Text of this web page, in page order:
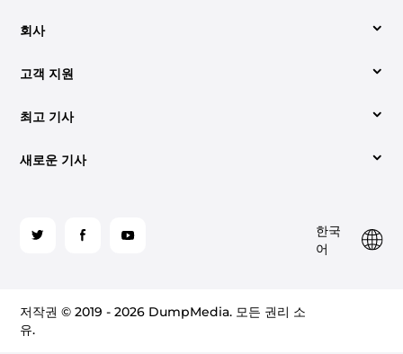
비디오 컨버터
Amazon Music Converter
최고 기사
변환하는 쉬운 방법 Spotify 에 MP3 (2026년 업데이트)
iTunes에서 CD를 굽는 방법은 다음과 같습니다.
(2026)
새로운 기사
가청 CD로 굽기: 알아야 할 사항
고객 지원
지원 센터
사용법
사이트 맵
회사
회사 소개
당사에 문의해 주세요.
약관
환불 정책
로
세
요
저작권 © 2019 - 2026 DumpMedia. 모든 권리 소
유.
한국
어